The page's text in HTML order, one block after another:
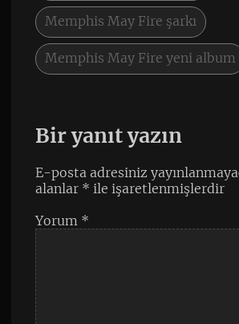
Memphis May Fire şarkı
Memphis May Fire yeni album
Bir yanıt yazın
E-posta adresiniz
alanlar * ile işaretlenmişlerdir
Yorum *